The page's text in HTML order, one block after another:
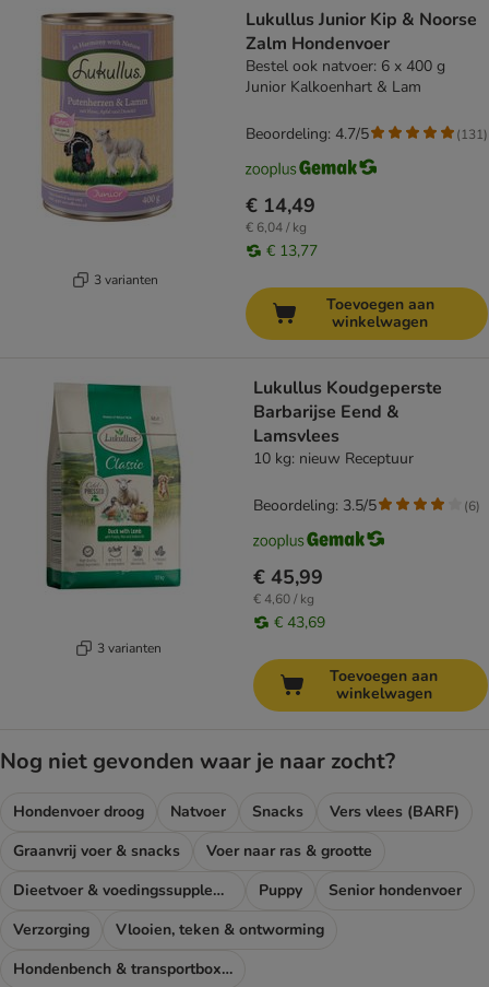
3 varianten
Lukullus Junior Kip & Noorse
Zalm Hondenvoer
Bestel ook natvoer: 6 x 400 g
Junior Kalkoenhart & Lam
€ 14,49
€ 6,04 / kg
€ 13,77
Beoordeling: 4.7/5 (131)
Toevoegen aan
winkelwagen
3 varianten
Lukullus Koudgeperste
Barbarijse Eend &
Lamsvlees
10 kg: nieuw Receptuur
€ 45,99
€ 4,60 / kg
€ 43,69
Beoordeling: 3.5/5 (6)
Toevoegen aan
winkelwagen
Nog niet gevonden waar je naar zocht?
Hondenvoer droog Natvoer Snacks
Vers vlees (BARF)
Graanvrij voer & snacks
Voer naar ras & grootte
Dieetvoer & voedingssupplementen hond
Puppy
Senior hondenvoer
Verzorging
Vlooien, teken & ontworming
Hondenbench & transportboxen